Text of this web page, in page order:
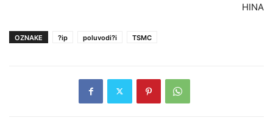
HINA
OZNAKE ?ip poluvodi?i TSMC